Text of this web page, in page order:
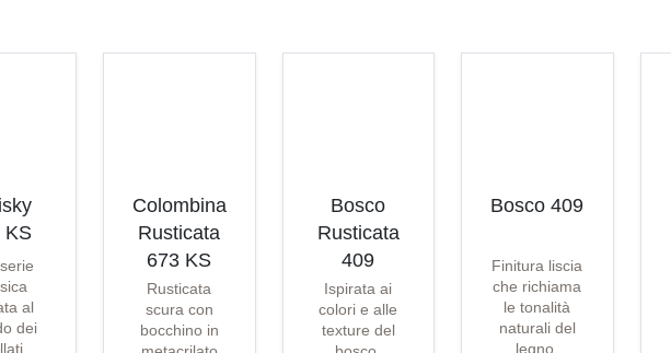
KS
al
dei
Colombina
Rusticata
673 KS
Rusticata
scura con
bocchino in
Bosco
Rusticata
409
Ispirata ai
colori e alle
texture del
Bosco 409
Finitura liscia
che richiama
le tonalità
naturali del
legno.